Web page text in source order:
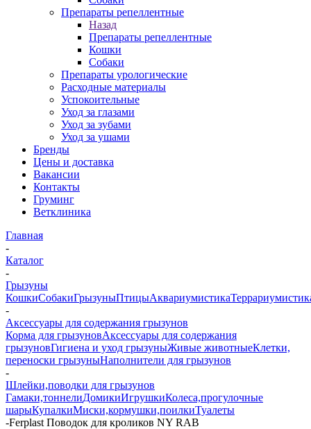
Препараты репеллентные
Назад
Препараты репеллентные
Кошки
Собаки
Препараты урологические
Расходные материалы
Успокоительные
Уход за глазами
Уход за зубами
Уход за ушами
Бренды
Цены и доставка
Вакансии
Контакты
Груминг
Ветклиника
Главная
-
Каталог
-
Грызуны
КошкиСобакиГрызуныПтицыАквариумистика
-
Аксессуары для содержания грызунов
Корма для грызуновАксессуары для содержания
грызуновГигиена и уход грызуныЖивые животныеКлетки,
переноски грызуныНаполнители для грызунов
-
Шлейки,поводки для грызунов
Гамаки,тоннелиДомикиИгрушкиКолеса,прогулочные
шарыКупалкиМиски,кормушки,поилкиТуалеты
-Ferplast Поводок для кроликов NY RAB